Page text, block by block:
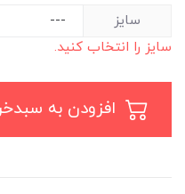
سایز
سایز را انتخاب کنید.